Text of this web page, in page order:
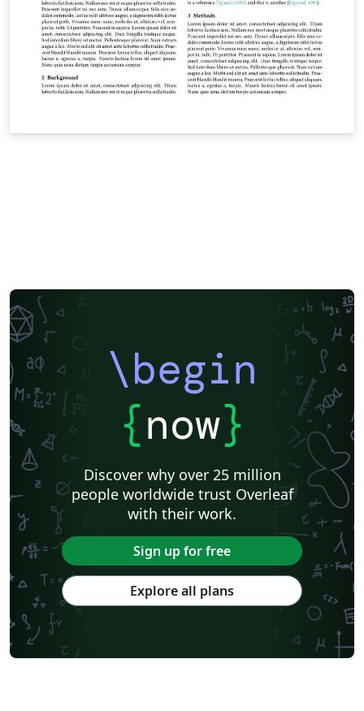
\begin
{now}
Discover why over 25 million
people worldwide trust Overleaf
with their work.
Sign up for free
Explore all plans